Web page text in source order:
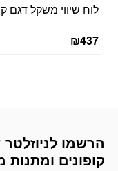
לוח שיווי משקל דגם
₪437
הרשמו
קופונים ומתנות
דוא׳׳ל